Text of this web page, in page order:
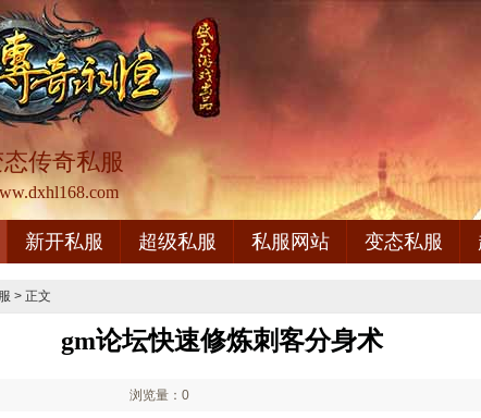
传奇私服
新开私服 超级私服 私服网站 变态私服
> 正文
gm论坛快速修炼刺客分身术
浏览量：0